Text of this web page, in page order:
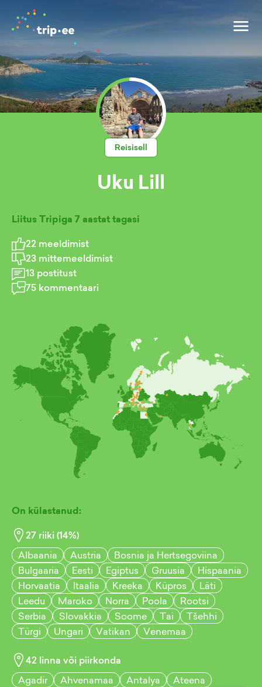
Reisisell
Uku Lill
Liitus Tripiga 7 aastat tagasi
22 meeldimist
23 mittemeeldimist
13 postitust
75 kommentaari
On külastanud:
27 riiki (14%)
Albaania
Austria
Bosnia ja Hertsegoviina
Bulgaaria
Eesti Egiptus Gruusia
Hispaania
Horvaatia
Itaalia Kreeka Küpros
Läti
Leedu
Maroko Norra Poola
Rootsi
Serbia
Slovakkia Soome Tai
Tšehhi
Türgi
Ungari Vatikan Venemaa
42 linna või piirkonda
Agadir
Ahvenamaa Antalya
Ateena